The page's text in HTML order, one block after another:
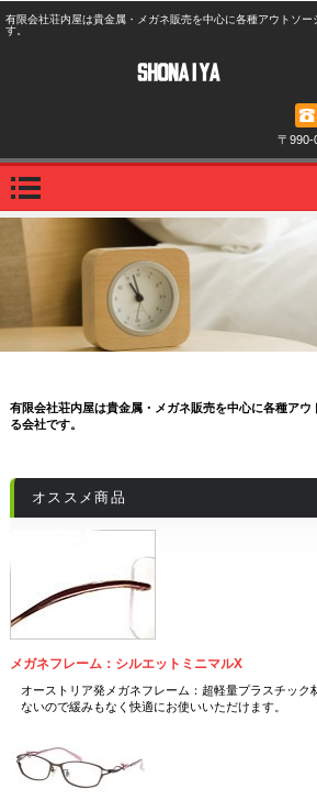
有限会社荘内屋は貴金属・メガネ販売を中心に各種アウトソ
す。
〒990-
有限会社荘内屋は貴金属・メガネ販売を中心に各種ア
る会社です。
オススメ商品
メガネフレーム：シルエットミニマルX
オーストリア発メガネフレーム：超軽量プラスチック
ないので緩みもなく快適にお使いいただけます。